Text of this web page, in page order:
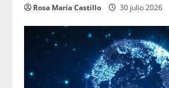
Rosa María Castillo 30 julio 2026